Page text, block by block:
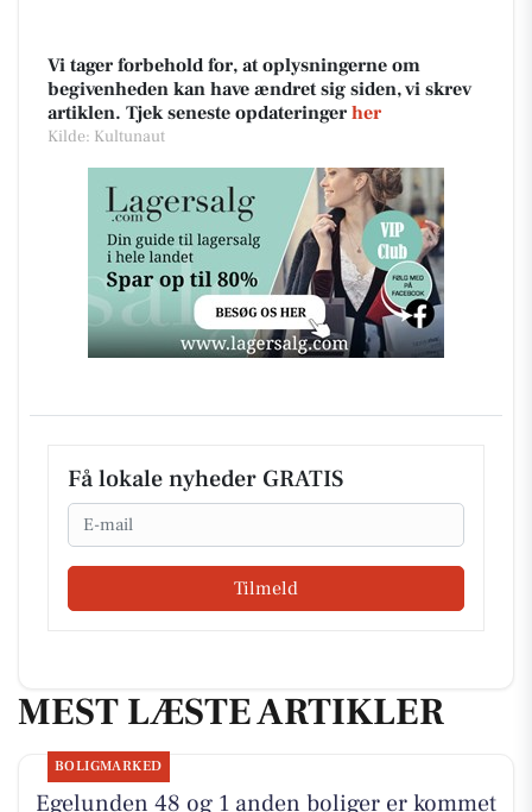
Vi tager forbehold for, at oplysningerne om
begivenheden kan have ændret sig siden, vi skrev
artiklen. Tjek seneste opdateringer her
Kilde: Kultunaut
Få lokale nyheder GRATIS
Email
Tilmeld
MEST LÆSTE ARTIKLER
BOLIGMARKED
Egelunden 48 og 1 anden boliger er kommet